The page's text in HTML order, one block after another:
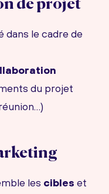
de projet
dans le cadre de
du projet
les cibles et